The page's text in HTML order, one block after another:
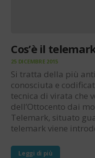
Cos’è il
25 DICEMBRE 2015
Si tratta della più
conosciuta e
tecnica di virata che
dell’Ottocento dai
Telemark, situato
telemark viene
Leggi di più